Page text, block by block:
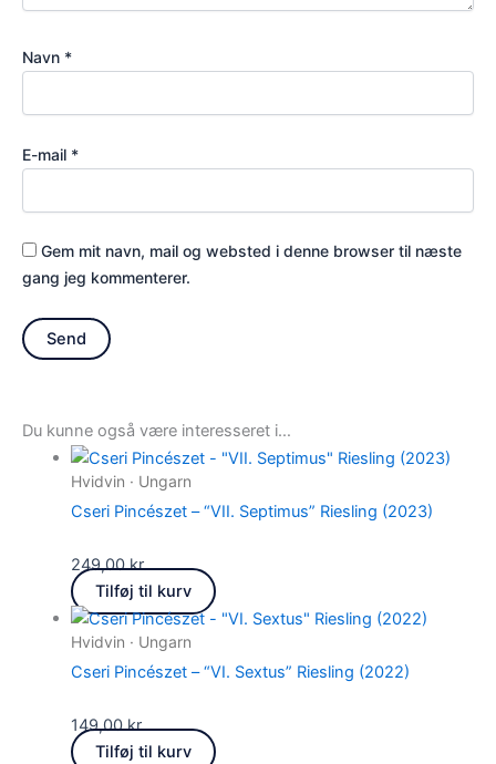
Navn *
E-mail *
Gem mit navn, mail og websted i denne browser til næste
gang jeg kommenterer.
Du kunne også være interesseret i…
Hvidvin · Ungarn
Cseri Pincészet – “VII. Septimus” Riesling (2023)
249,00kr.
Tilføj til kurv
Hvidvin · Ungarn
Cseri Pincészet – “VI. Sextus” Riesling (2022)
149,00kr.
Tilføj til kurv